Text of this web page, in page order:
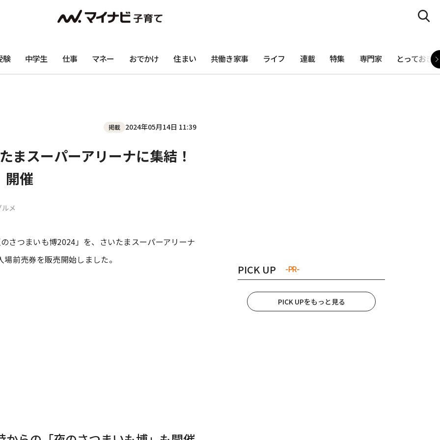
験 中学生 仕事 マネー おでかけ 住まい 共働き家事 ライフ 連載 特集 専門家 とっておき
掲載 2024年05月14日 11:39
まスーパーアリーナに集結！
開催
メ
さつまいも博2024」を、さいたまスーパーアリーナ
前売券を販売開始しました。
PICK UP -PR-
PICK UPをもっと見る